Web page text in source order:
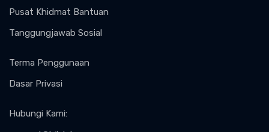
Pusat Khidmat Bantuan
Tanggungjawab Sosial
Terma Penggunaan
Dasar Privasi
Hubungi Kami: